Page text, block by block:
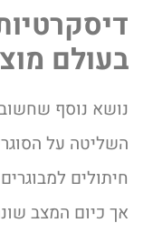
בעולם
נושא נוסף שחשוב
השליטה על
חיתולים
אך כיום המצב